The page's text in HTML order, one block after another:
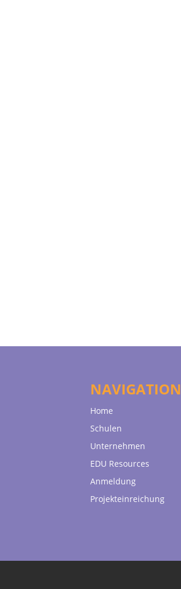
NAVIGATION
Home
Schulen
Unternehmen
EDU Resources
Anmeldung
Projekteinreichung